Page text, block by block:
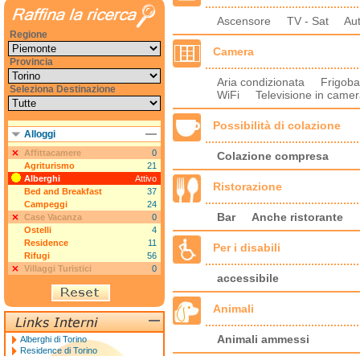
Ascensore TV - Sat
Camera
Aria condizionata
WiFi Televisione in
Possibilità di colazione
Colazione compresa
Ristorazione
Bar Anche ristorante
Per i disabili
accessibile
Animali
Animali ammessi
Regione
Provincia
Seleziona Destinazione
Alloggi
Affittacamere
0
Agriturismo
21
Alberghi
Attivo
Bed and Breakfast
37
Campeggi
24
Case Vacanza
0
Ostelli
4
Residence
11
Rifugi
56
Villaggi Turistici
0
Alberghi di Torino
Residence di Torino